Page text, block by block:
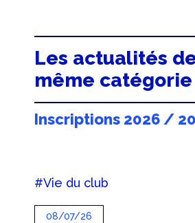
Les actualités
même catégorie
Inscriptions 2026 /
#Vie du club
08/07/26